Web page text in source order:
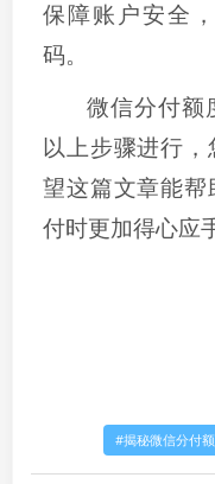
保障账户安全
码。
微信分付额
以上步骤进行
望这篇文章能帮
付时更加得心应
揭秘微信分付